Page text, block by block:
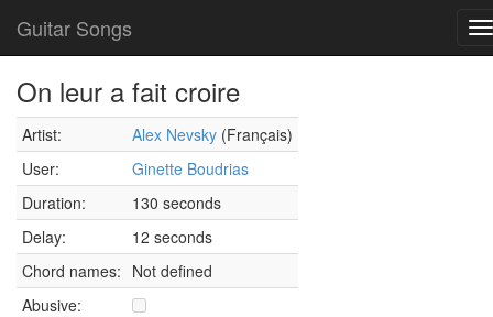
Guitar Songs
On leur a fait croire
Artist: Alex Nevsky (Français)
User:
Ginette Boudrias
Duration:
130 seconds
Delay:
12 seconds
Chord names: Not defined
Abusive: